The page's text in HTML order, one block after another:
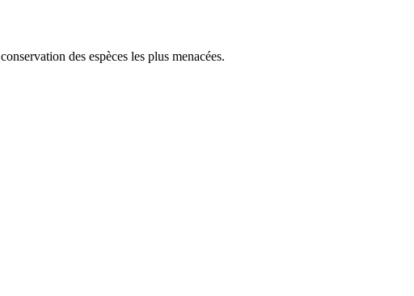
des espèces les plus menacées.